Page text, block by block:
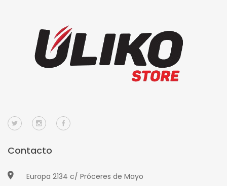
Contacto
Europa 2134 c/ Próceres de Mayo